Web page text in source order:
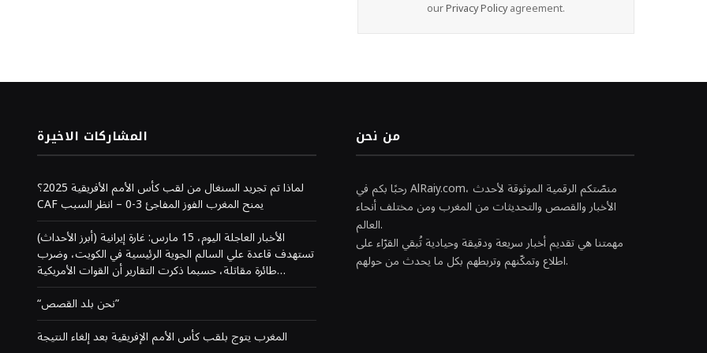
ourPrivacy Policyagreement.
المشاركات الاخيرة
لماذا تم تجريد السنغال من لقب كأس الأمم الأفريقية 2025؟
CAF يمنح المغرب الفوز المفاجئ 3-0 – انظر السبب
(أبرز الأحداث) الأخبار العاجلة اليوم، 15 مارس: غارة إيرانية
تستهدف قاعدة علي السالم الجوية الرئيسية في الكويت، وضرب
طائرة مقاتلة، حسبما ذكرت التقارير أن القوات الأمريكية…
“نحن بلد القصص”
المغرب يتوج بلقب كأس الأمم الإفريقية بعد إلغاء النتيجة
من نحن
رحبًا بكم في AlRaiy.com، منصّتكم الرقمية الموثوقة لأحدث
الأخبار والقصص والتحديثات من المغرب ومن مختلف أنحاء
العالم.
مهمتنا هي تقديم أخبار سريعة ودقيقة وحيادية تُبقي القرّاء على
اطلاع وتمكّنهم وتربطهم بكل ما يحدث من حولهم.